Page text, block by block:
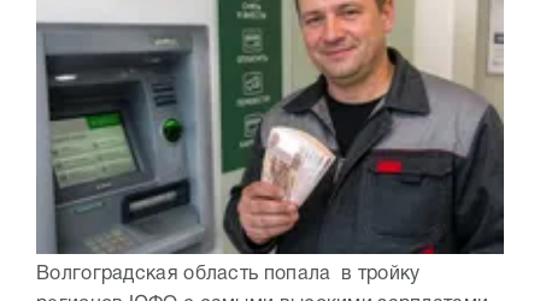
Волгоградская область попала в тройку